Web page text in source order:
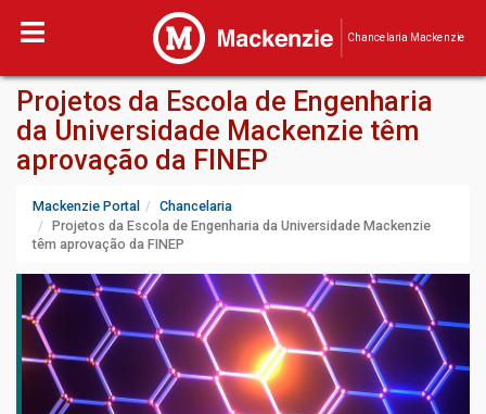
Chancelaria Mackenzie
Projetos da Escola de Engenharia
da Universidade Mackenzie têm
aprovação da FINEP
Mackenzie Portal
Chancelaria
Projetos da Escola de Engenharia da Universidade Mackenzie
têm aprovação da FINEP